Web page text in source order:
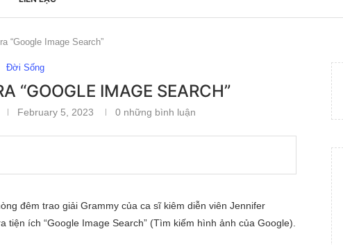
“Google Image Search”
Đời Sống
“GOOGLE IMAGE SEARCH”
February 5, 2023 0 những bình luận
đêm trao giải Grammy của ca sĩ kiêm diễn viên Jennifer
ích “Google Image Search” (Tìm kiếm hình ảnh của Google).